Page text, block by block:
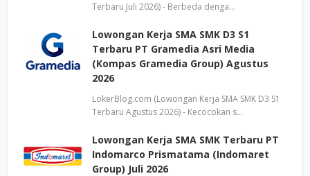
Terbaru Juli 2026) - Berbeda denga…
Lowongan Kerja SMA SMK D3 S1
Terbaru PT Gramedia Asri Media
(Kompas Gramedia Group) Agustus
2026
LokerBlog.com (Lowongan Kerja SMA SMK D3 S1
Terbaru Agustus 2026) - Kecocokan s…
Lowongan Kerja SMA SMK Terbaru PT
Indomarco Prismatama (Indomaret
Group) Juli 2026